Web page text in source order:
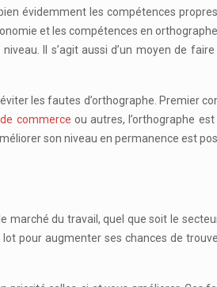
évidemment les compétences
et les compétences en
Il s’agit aussi d’un moyen de
les fautes d’orthographe. Premier
commerce ou autres, l’orthographe
son niveau en permanence est
du travail, quel que soit le
pour augmenter ses chances de